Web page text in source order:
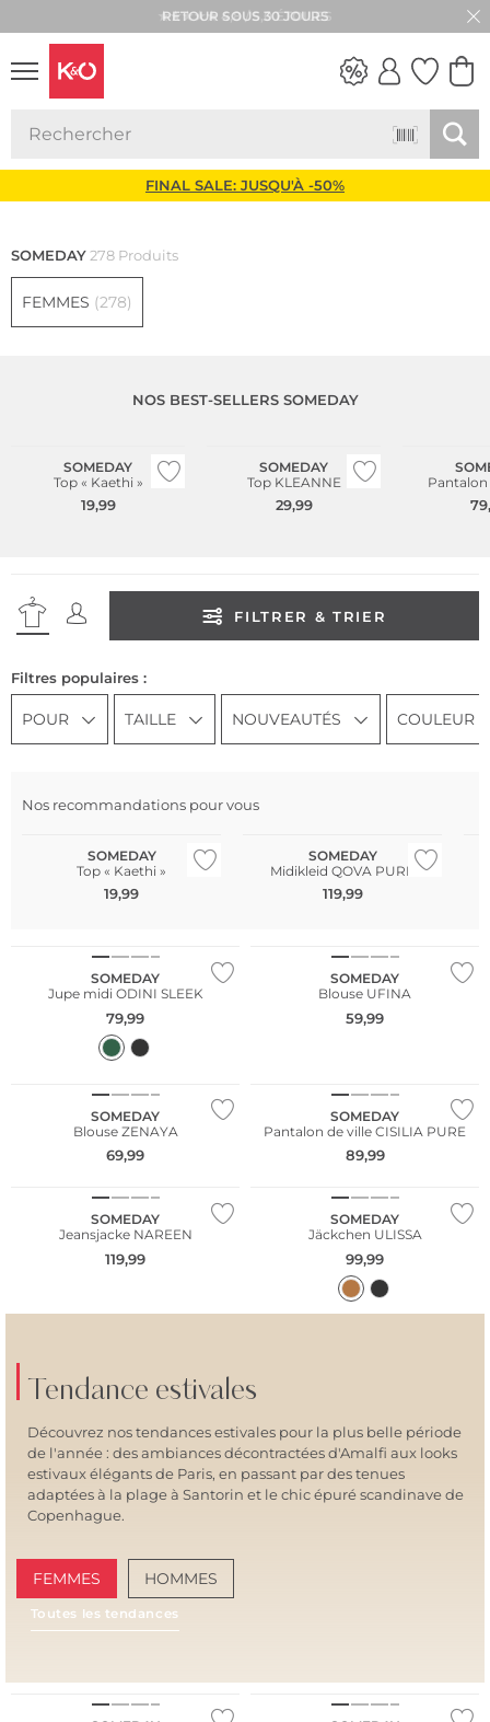
★★★★★ 4,8 / 5,0 ÉTOILES
FINAL SALE: JUSQU'À -50%
SOMEDAY278 Produits
FEMMES (278)
NOS BEST-SELLERS SOMEDAY
SOMEDAY
Top « Kaethi »
19,99
SOMEDAY
Top KLEANNE
29,99
Pantalon
FILTRER & TRIER
Filtres populaires :
POUR TAILLE NOUVEAUTÉS COULEUR
Nos recommandations pour vous
SOMEDAY
Top « Kaethi »
19,99
SOMEDAY
Midikleid QOVA PURE
119,99
SOMEDAY
Jupe midi ODINI SLEEK
79,99
SOMEDAY
Blouse UFINA
59,99
SOMEDAY
Blouse ZENAYA
69,99
SOMEDAY
Pantalon de ville CISILIA PURE
89,99
SOMEDAY
Jeansjacke NAREEN
119,99
SOMEDAY
Jäckchen ULISSA
99,99
Tendance estivales
Découvrez nos tendances estivales pour la plus belle période
de l'année : des ambiances décontractées d'Amalfi aux looks
estivaux élégants de Paris, en passant par des tenues
adaptées à la plage à Santorin et le chic épuré scandinave de
Copenhague.
FEMMES HOMMES
Toutes les tendances